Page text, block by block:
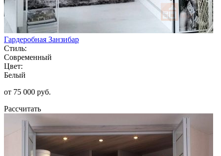
Гардеробная Занзибар
Стиль:
Современный
Цвет:
Белый
от 75 000 руб.
Рассчитать